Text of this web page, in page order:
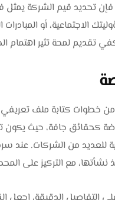
فإن تحديد قيم الشركة
الاجتماعية، أو
تقديم لمحة تثير
من خطوات كتابة ملف
كحقائق جافة، حيث يكون
للعديد من الشركات.
نشأتها، مع التركيز على